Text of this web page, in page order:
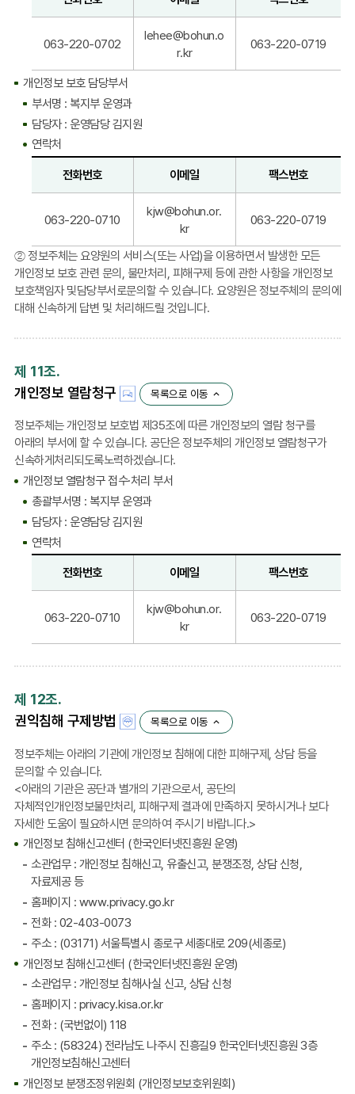
:
전
화
번
호,
번
호
포
함
063-220-0702
lehee@bohun.o
r.kr
063-220-0719
개인정보 보호 담당부서
부서명 : 복지부 운영과
담당자 : 운영담당 김지원
연락처
:
전
화
번
이
일,
팩
번
호
포
함
전화번호 이메일 팩스번호
063-220-0710
kjw@bohun.or.
kr
063-220-0719
② 정보주체는 요양원의 서비스(또는 사업)을 이용하면서 발생한 모든
개인정보 보호 관련 문의, 불만처리, 피해구제 등에 관한 사항을 개인정보
보호책임자 및담당부서로문의할 수 있습니다. 요양원은 정보주체의 문의에
대해 신속하게 답변 및 처리해드릴 것입니다.
제 11조.
개인정보 열람청구 목록으로 이동
정보주체는 개인정보 보호법 제35조에 따른 개인정보의 열람 청구를
아래의 부서에 할 수 있습니다. 공단은 정보주체의 개인정보 열람청구가
신속하게처리되도록노력하겠습니다.
개인정보 열람청구 접수·처리 부서
총괄부서명 : 복지부 운영과
담당자 : 운영담당 김지원
연락처
전
번
호,
메
일,
팩
스
번
호
포
함
전화번호 이메일 팩스번호
063-220-0710
kjw@bohun.or.
kr
063-220-0719
제 12조.
권익침해 구제방법 목록으로 이동
정보주체는 아래의 기관에 개인정보 침해에 대한 피해구제, 상담 등을
문의할 수 있습니다.
<아래의 기관은 공단과 별개의 기관으로서, 공단의
자체적인개인정보불만처리, 피해구제 결과에 만족하지 못하시거나 보다
자세한 도움이 필요하시면 문의하여 주시기 바랍니다.>
개인정보 침해신고센터 (한국인터넷진흥원 운영)
소관업무 : 개인정보 침해신고, 유출신고, 분쟁조정, 상담 신청,
자료제공 등
홈페이지 : www.privacy.go.kr
전화 : 02-403-0073
주소 : (03171) 서울특별시 종로구 세종대로 209(세종로)
개인정보 침해신고센터 (한국인터넷진흥원 운영)
소관업무 : 개인정보 침해사실 신고, 상담 신청
홈페이지 : privacy.kisa.or.kr
전화 : (국번없이) 118
주소 : (58324) 전라남도 나주시 진흥길9 한국인터넷진흥원 3층
개인정보침해신고센터
개인정보 분쟁조정위원회 (개인정보보호위원회)